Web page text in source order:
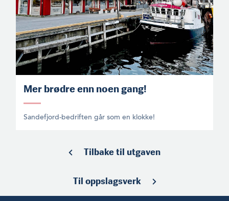
Mer brødre enn noen gang!
Sandefjord-bedriften går som en klokke!
Tilbake til utgaven
Til oppslagsverk